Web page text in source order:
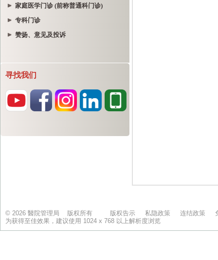
家庭医学门诊 (前称普通科门诊)
专科门诊
赞扬、意见及投诉
寻找我们
© 2026 醫院管理局 版权所有 版权告示 私隐政策 连结政策
为获得至佳效果，建议使用 1024 x 768 以上解析度浏览